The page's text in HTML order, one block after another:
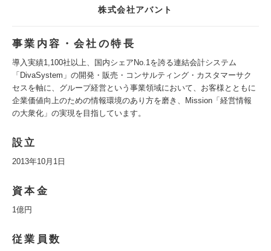
株式会社アバント
事業内容・会社の特長
導入実績1,100社以上、国内シェアNo.1を誇る連結会計システム
「DivaSystem」の開発・販売・コンサルティング・カスタマーサク
セスを軸に、グループ経営という事業領域において、お客様とともに
企業価値向上のための情報環境のあり方を磨き、Mission「経営情報
の大衆化」の実現を目指しています。
設立
2013年10月1日
資本金
1億円
従業員数